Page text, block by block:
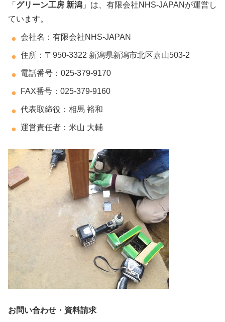
「 グリーン工房 新潟 」は、有限会社NHS-JAPANが運営し
ています。
会社名：有限会社NHS-JAPAN
住所：〒950-3322 新潟県新潟市北区嘉山503-2
電話番号：025-379-9170
FAX番号：025-379-9160
代表取締役：相馬 裕和
運営責任者：米山 大輔
お問い合わせ・資料請求